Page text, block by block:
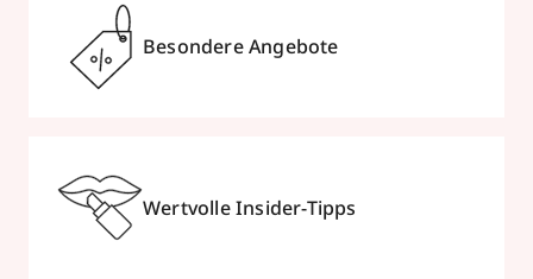
Besondere Angebote
Wertvolle Insider-Tipps